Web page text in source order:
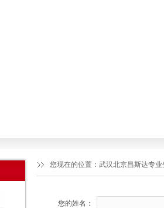
您现在的位置： 武汉北京昌斯达专
您的姓名：